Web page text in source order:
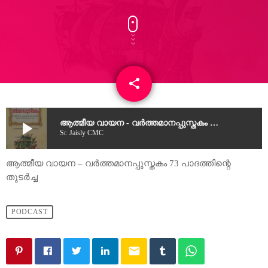
share
email
play_arrow ആത്മീയ വായന - വർത്തമാനപ്പുസ്തകം 73 പാദത്തിന്റെ തുടർച്ച
Sr. Jaisly CMC
ആത്മീയ വായന – വർത്തമാനപ്പുസ്തകം 73 പാദത്തിന്റെ
തുടർച്ച
PODCAST
email